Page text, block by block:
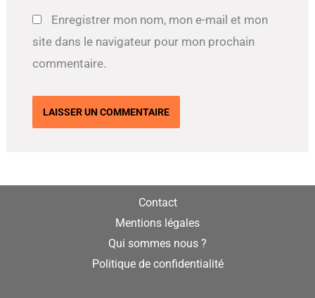
Enregistrer mon nom, mon e-mail et mon
site dans le navigateur pour mon prochain
commentaire.
Contact
Mentions légales
Qui sommes nous ?
Politique de confidentialité